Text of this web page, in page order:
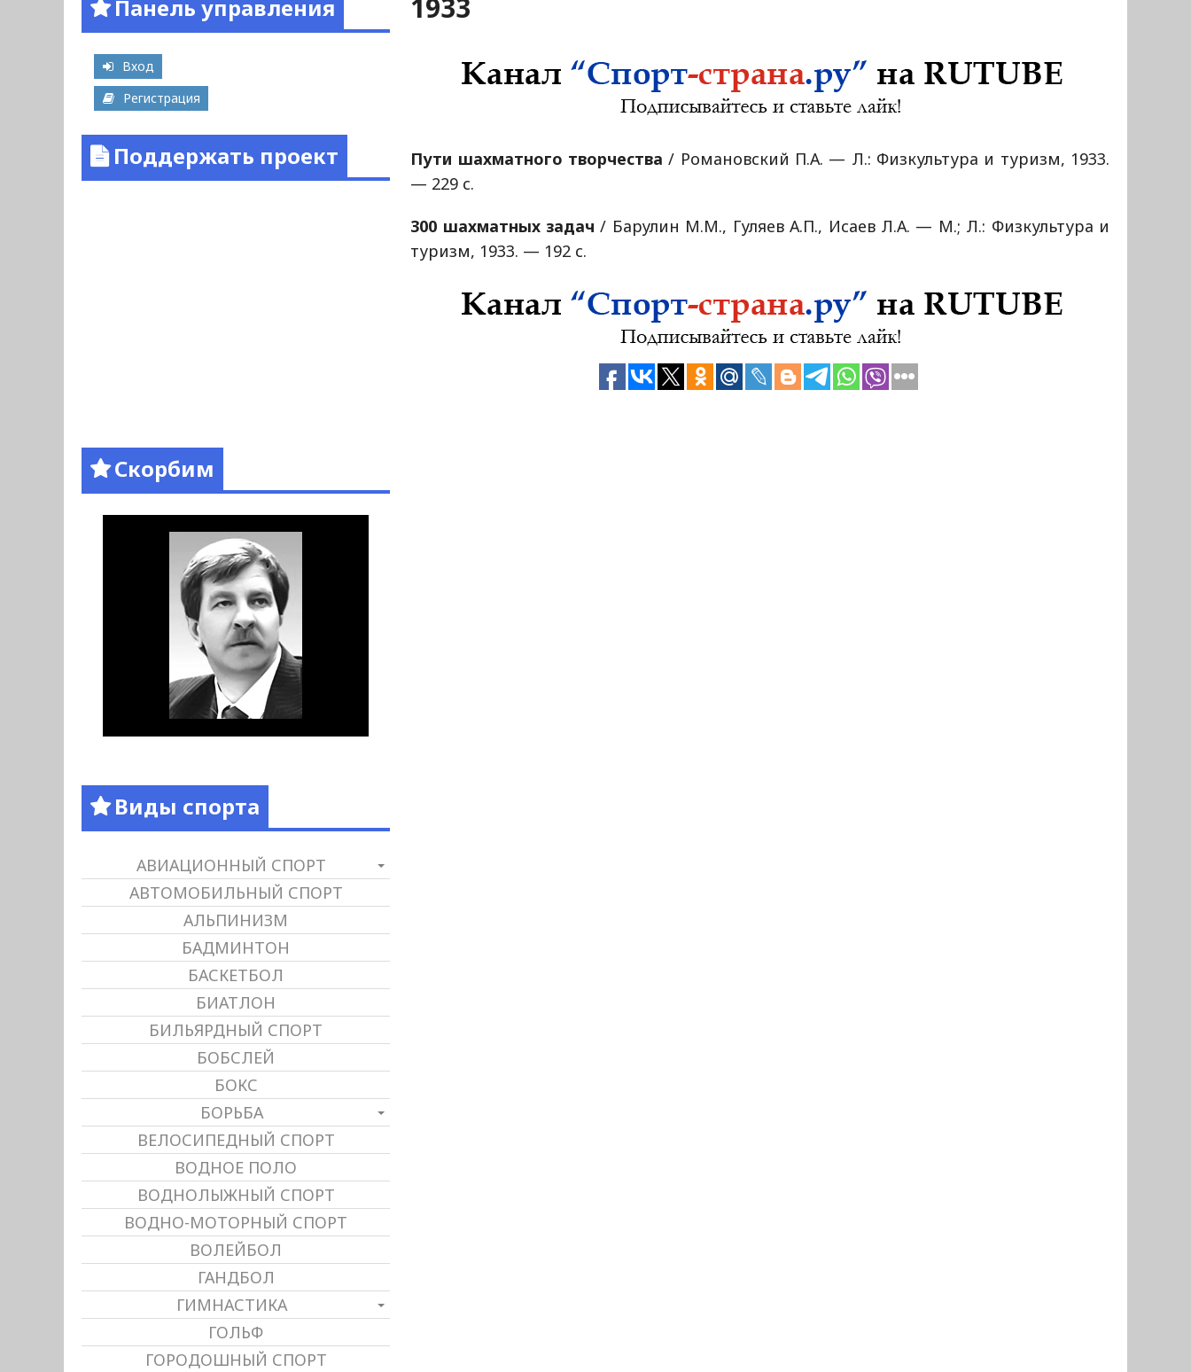
1933
Пути шахматного творчества / Романовский П.А. — Л.: Физкультура и туризм, 1933.
— 229 с.
300 шахматных задач / Барулин М.М., Гуляев А.П., Исаев Л.А. — М.; Л.: Физкультура и
туризм, 1933. — 192 с.
Панель управления
Вход
Регистрация
Поддержать проект
Скорбим
Виды спорта
АВИАЦИОННЫЙ СПОРТ
АВТОМОБИЛЬНЫЙ СПОРТ
АЛЬПИНИЗМ
БАДМИНТОН
БАСКЕТБОЛ
БИАТЛОН
БИЛЬЯРДНЫЙ СПОРТ
БОБСЛЕЙ
БОКС
БОРЬБА
ВЕЛОСИПЕДНЫЙ СПОРТ
ВОДНОЕ ПОЛО
ВОДНОЛЫЖНЫЙ СПОРТ
ВОДНО-МОТОРНЫЙ СПОРТ
ВОЛЕЙБОЛ
ГАНДБОЛ
ГИМНАСТИКА
ГОЛЬФ
ГОРОДОШНЫЙ СПОРТ